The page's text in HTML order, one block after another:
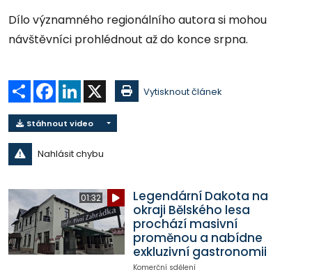
Dílo významného regionálního autora si mohou
návštěvníci prohlédnout až do konce srpna.
Sdílet Facebook
LinkedIn Vytisknout článek
Stáhnout video
Nahlásit chybu
01:32
Legendární Dakota na
okraji Bělského lesa
prochází masivní
proměnou a nabídne
exkluzivní gastronomii
Komerční sdělení